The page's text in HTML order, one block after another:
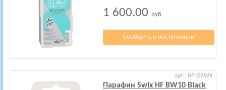
1 600.00 руб.
Сообщить о поступлении
арт.: HF10BWX
Парафин Swix HF BW10 Black